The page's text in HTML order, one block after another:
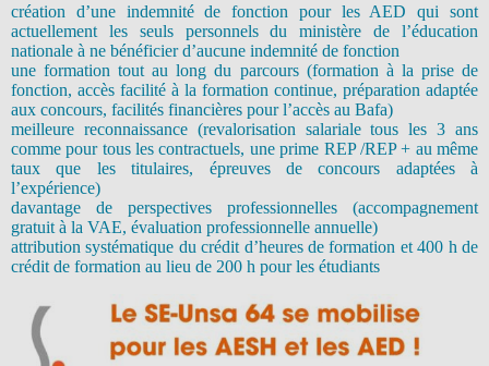
création d’une indemnité de fonction pour les AED qui sont
actuellement les seuls personnels du ministère de l’éducation
nationale à ne bénéficier d’aucune indemnité de fonction
une formation tout au long du parcours (formation à la prise de
fonction, accès facilité à la formation continue, préparation adaptée
aux concours, facilités financières pour l’accès au Bafa)
meilleure reconnaissance (revalorisation salariale tous les 3 ans
comme pour tous les contractuels, une prime REP /REP + au même
taux que les titulaires, épreuves de concours adaptées à
l’expérience)
davantage de perspectives professionnelles (accompagnement
gratuit à la VAE, évaluation professionnelle annuelle)
attribution systématique du crédit d’heures de formation et 400 h de
crédit de formation au lieu de 200 h pour les étudiants